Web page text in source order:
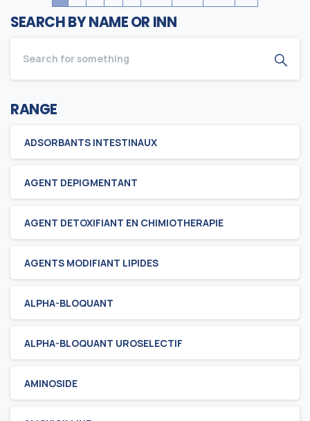
SEARCH BY NAME OR INN
RANGE
ADSORBANTS INTESTINAUX
AGENT DEPIGMENTANT
AGENT DETOXIFIANT EN CHIMIOTHERAPIE
AGENTS MODIFIANT LIPIDES
ALPHA-BLOQUANT
ALPHA-BLOQUANT UROSELECTIF
AMINOSIDE